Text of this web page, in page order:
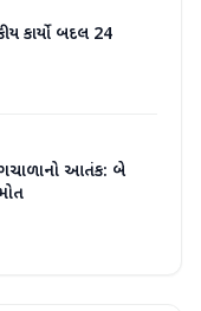
કાર્યો બદલ 24
આતંક: બે